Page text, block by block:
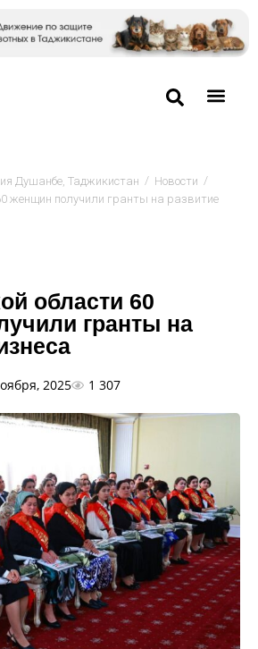
Душанбе, Таджикистан / Новости /
женщин получили гранты на развитие
области 60
гранты на
2025 1 307